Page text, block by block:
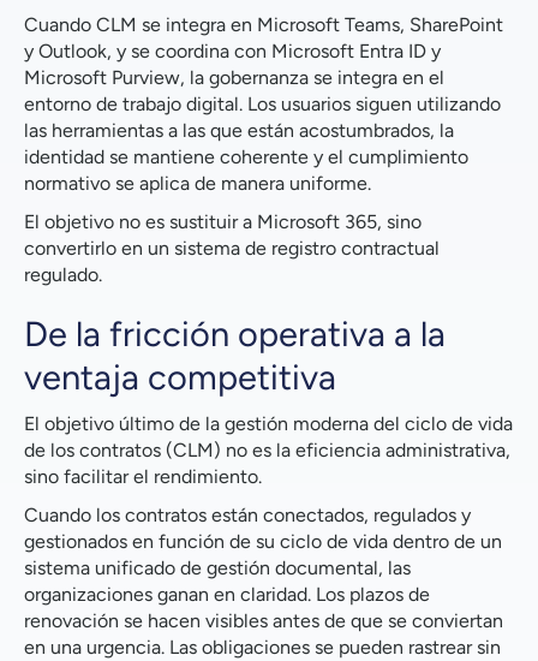
Cuando CLM se integra en Microsoft Teams, SharePoint
y Outlook, y se coordina con Microsoft Entra ID y
Microsoft Purview, la gobernanza se integra en el
entorno de trabajo digital. Los usuarios siguen utilizando
las herramientas a las que están acostumbrados, la
identidad se mantiene coherente y el cumplimiento
normativo se aplica de manera uniforme.
El objetivo no es sustituir a Microsoft 365, sino
convertirlo en un sistema de registro contractual
regulado.
De la fricción operativa a la
ventaja competitiva
El objetivo último de la gestión moderna del ciclo de vida
de los contratos (CLM) no es la eficiencia administrativa,
sino facilitar el rendimiento.
Cuando los contratos están conectados, regulados y
gestionados en función de su ciclo de vida dentro de un
sistema unificado de gestión documental, las
organizaciones ganan en claridad. Los plazos de
renovación se hacen visibles antes de que se conviertan
en una urgencia. Las obligaciones se pueden rastrear sin